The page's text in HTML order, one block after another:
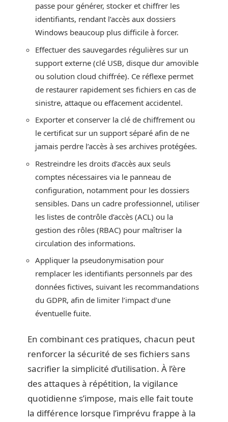
passe pour générer, stocker et chiffrer les
identifiants, rendant l’accès aux dossiers
Windows beaucoup plus difficile à forcer.
Effectuer des sauvegardes régulières sur un
support externe (clé USB, disque dur amovible
ou solution cloud chiffrée). Ce réflexe permet
de restaurer rapidement ses fichiers en cas de
sinistre, attaque ou effacement accidentel.
Exporter et conserver la clé de chiffrement ou
le certificat sur un support séparé afin de ne
jamais perdre l’accès à ses archives protégées.
Restreindre les droits d’accès aux seuls
comptes nécessaires via le panneau de
configuration, notamment pour les dossiers
sensibles. Dans un cadre professionnel, utiliser
les listes de contrôle d’accès (ACL) ou la
gestion des rôles (RBAC) pour maîtriser la
circulation des informations.
Appliquer la pseudonymisation pour
remplacer les identifiants personnels par des
données fictives, suivant les recommandations
du GDPR, afin de limiter l’impact d’une
éventuelle fuite.
En combinant ces pratiques, chacun peut
renforcer la sécurité de ses fichiers sans
sacrifier la simplicité d’utilisation. À l’ère
des attaques à répétition, la vigilance
quotidienne s’impose, mais elle fait toute
la différence lorsque l’imprévu frappe à la